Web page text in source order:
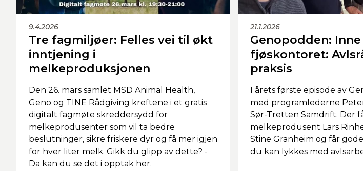
9.4.2026
Tre fagmiljøer: Felles vei til økt
inntjening i
melkeproduksjonen
Den 26. mars samlet MSD Animal Health,
Geno og TINE Rådgiving kreftene i et gratis
digitalt fagmøte skreddersydd for
melkeprodusenter som vil ta bedre
beslutninger, sikre friskere dyr og få mer igjen
for hver liter melk. Gikk du glipp av dette? -
Da kan du se det i opptak her.
21.1.2026
Genopodden: Inne
fjøskontoret:
praksis
I årets første episode av
med programlederne
Sør-Tretten Samdrift. Der
melkeprodusent Lars
Stine Granheim og får
du kan lykkes med